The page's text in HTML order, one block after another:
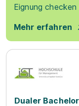
Eignung
Mehr erfahren
Dualer